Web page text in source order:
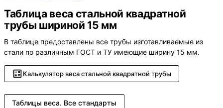
Таблица веса стальной квадратной
трубы шириной 15 мм
В таблице предоставлены все трубы изготавливаемые из
стали по различным ГОСТ и ТУ имеющие ширину 15 мм.
Калькулятор веса стальной квадратной трубы
Таблицы веса. Все стандарты